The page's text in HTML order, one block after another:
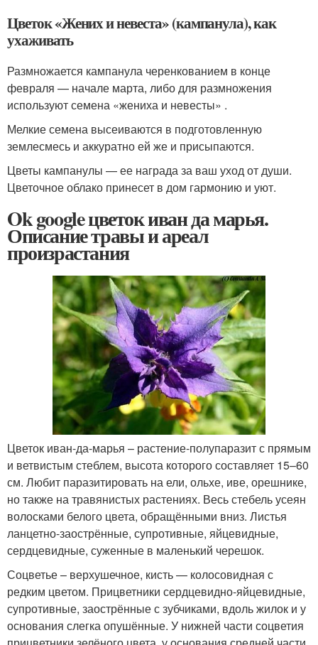
Цветок «Жених и невеста» (кампанула), как
ухаживать
Размножается кампанула черенкованием в конце
февраля — начале марта, либо для размножения
используют семена «жениха и невесты» .
Мелкие семена высеиваются в подготовленную
землесмесь и аккуратно ей же и присыпаются.
Цветы кампанулы — ее награда за ваш уход от души.
Цветочное облако принесет в дом гармонию и уют.
Ok google цветок иван да марья.
Описание травы и ареал
произрастания
Цветок иван-да-марья – растение-полупаразит с прямым
и ветвистым стеблем, высота которого составляет 15–60
см. Любит паразитировать на ели, ольхе, иве, орешнике,
но также на травянистых растениях. Весь стебель усеян
волосками белого цвета, обращёнными вниз. Листья
ланцетно-заострённые, супротивные, яйцевидные,
сердцевидные, суженные в маленький черешок.
Соцветье – верхушечное, кисть — колосовидная с
редким цветом. Прицветники сердцевидно-яйцевидные,
супротивные, заострённые с зубчиками, вдоль жилок и у
основания слегка опушённые. У нижней части соцветия